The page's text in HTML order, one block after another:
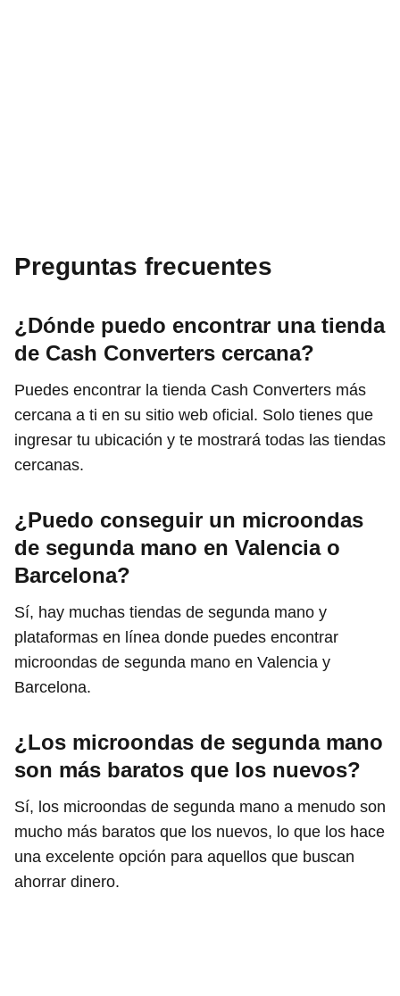
Preguntas frecuentes
¿Dónde puedo encontrar una tienda
de Cash Converters cercana?
Puedes encontrar la tienda Cash Converters más
cercana a ti en su sitio web oficial. Solo tienes que
ingresar tu ubicación y te mostrará todas las tiendas
cercanas.
¿Puedo conseguir un microondas
de segunda mano en Valencia o
Barcelona?
Sí, hay muchas tiendas de segunda mano y
plataformas en línea donde puedes encontrar
microondas de segunda mano en Valencia y
Barcelona.
¿Los microondas de segunda mano
son más baratos que los nuevos?
Sí, los microondas de segunda mano a menudo son
mucho más baratos que los nuevos, lo que los hace
una excelente opción para aquellos que buscan
ahorrar dinero.